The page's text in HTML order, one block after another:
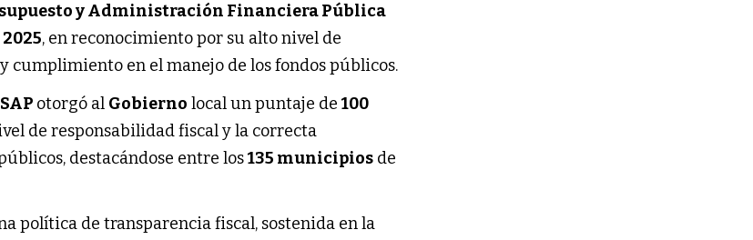
y Administración Financiera Pública
2025, en reconocimiento por su alto nivel de
cumplimiento en el manejo de los fondos públicos.
otorgó al Gobierno local un puntaje de100
de responsabilidad fiscal y la correcta
destacándose entre los135 municipios de
política de transparencia fiscal, sostenida en la